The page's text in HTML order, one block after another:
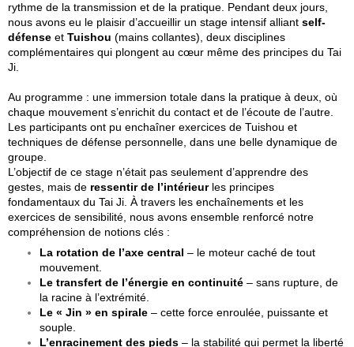
rythme de la transmission et de la pratique. Pendant deux jours,
nous avons eu le plaisir d’accueillir un stage intensif alliant self-
défense et Tuishou (mains collantes), deux disciplines
complémentaires qui plongent au cœur même des principes du Tai
Ji.
Au programme : une immersion totale dans la pratique à deux, où
chaque mouvement s’enrichit du contact et de l’écoute de l’autre.
Les participants ont pu enchaîner exercices de Tuishou et
techniques de défense personnelle, dans une belle dynamique de
groupe.
L’objectif de ce stage n’était pas seulement d’apprendre des
gestes, mais de ressentir de l’intérieurles principes
fondamentaux du Tai Ji. À travers les enchaînements et les
exercices de sensibilité, nous avons ensemble renforcé notre
compréhension de notions clés :
La rotation de l’axe central – le moteur caché de tout
mouvement.
Le transfert de l’énergie en continuité – sans rupture, de
la racine à l’extrémité.
Le « Jin » en spirale – cette force enroulée, puissante et
souple.
L’enracinement des pieds – la stabilité qui permet la liberté